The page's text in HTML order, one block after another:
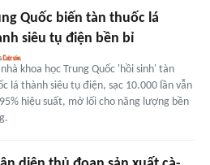
Quốc biến tàn thuốc lá
siêu tụ điện bền bỉ
nhà khoa học Trung Quốc 'hồi sinh' tàn
lá thành siêu tụ điện, sạc 10.000 lần vẫn
hiệu suất, mở lối cho năng lượng bền